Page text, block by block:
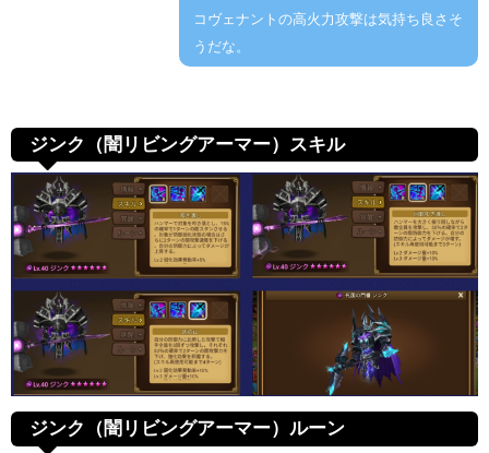
コヴェナントの高火力攻撃は気持ち良さそ
うだな。
ジンク（闇リビングアーマー）スキル
ジンク（闇リビングアーマー）ルーン